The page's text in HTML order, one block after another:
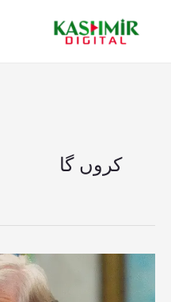
کروں گا
ایران
نے